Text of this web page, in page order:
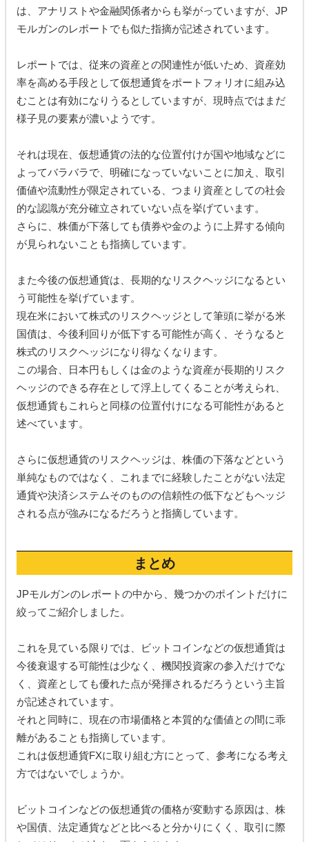
は、アナリストや金融関係者からも挙がっていますが、JP
モルガンのレポートでも似た指摘が記述されています。
レポートでは、従来の資産との関連性が低いため、資産効
率を高める手段として仮想通貨をポートフォリオに組み込
むことは有効になりうるとしていますが、現時点ではまだ
様子見の要素が濃いようです。
それは現在、仮想通貨の法的な位置付けが国や地域などに
よってバラバラで、明確になっていないことに加え、取引
価値や流動性が限定されている、つまり資産としての社会
的な認識が充分確立されていない点を挙げています。
さらに、株価が下落しても債券や金のように上昇する傾向
が見られないことも指摘しています。
また今後の仮想通貨は、長期的なリスクヘッジになるとい
う可能性を挙げています。
現在米において株式のリスクヘッジとして筆頭に挙がる米
国債は、今後利回りが低下する可能性が高く、そうなると
株式のリスクヘッジになり得なくなります。
この場合、日本円もしくは金のような資産が長期的リスク
ヘッジのできる存在として浮上してくることが考えられ、
仮想通貨もこれらと同様の位置付けになる可能性があると
述べています。
さらに仮想通貨のリスクヘッジは、株価の下落などという
単純なものではなく、これまでに経験したことがない法定
通貨や決済システムそのものの信頼性の低下などもヘッジ
される点が強みになるだろうと指摘しています。
まとめ
JPモルガンのレポートの中から、幾つかのポイントだけに
絞ってご紹介しました。
これを見ている限りでは、ビットコインなどの仮想通貨は
今後衰退する可能性は少なく、機関投資家の参入だけでな
く、資産としても優れた点が発揮されるだろうという主旨
が記述されています。
それと同時に、現在の市場価格と本質的な価値との間に乖
離があることも指摘しています。
これは仮想通貨FXに取り組む方にとって、参考になる考え
方ではないでしょうか。
ビットコインなどの仮想通貨の価格が変動する原因は、株
や国債、法定通貨などと比べると分かりにくく、取引に際